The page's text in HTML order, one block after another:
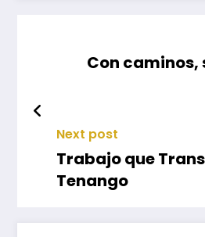
Con
Next post
Trabajo que
Tenango